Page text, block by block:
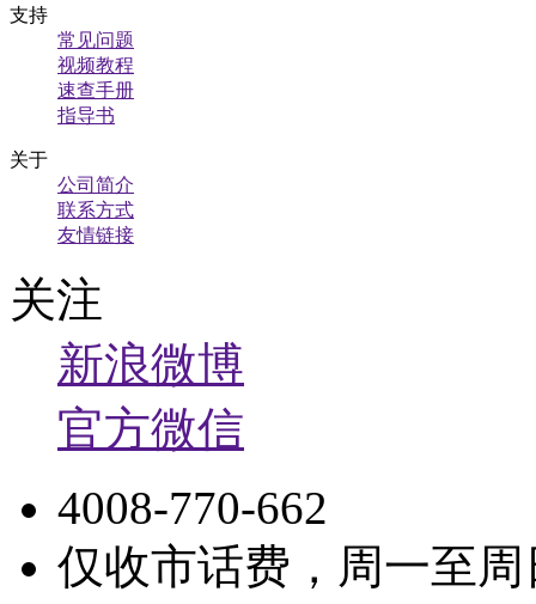
支持
常见问题
视频教程
速查手册
指导书
关于
公司简介
联系方式
友情链接
关注
新浪微博
官方微信
4008-770-662
仅收市话费，周一至周